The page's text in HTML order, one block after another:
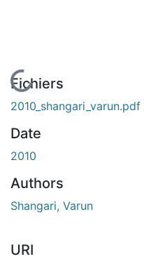
En cours de chargement...
Fichiers
2010_shangari_varun.pdf
Date
2010
Authors
Shangari, Varun
URI